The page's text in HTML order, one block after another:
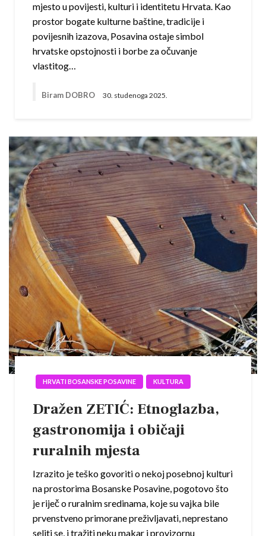
mjesto u povijesti, kulturi i identitetu Hrvata. Kao
prostor bogate kulturne baštine, tradicije i
povijesnih izazova, Posavina ostaje simbol
hrvatske opstojnosti i borbe za očuvanje
vlastitog…
Biram DOBRO 30. studenoga 2025.
HRVATI BOSANSKE POSAVINE KULTURA
Dražen ZETIĆ: Etnoglazba,
gastronomija i običaji
ruralnih mjesta
Izrazito je teško govoriti o nekoj posebnoj kulturi
na prostorima Bosanske Posavine, pogotovo što
je riječ o ruralnim sredinama, koje su vajka bile
prvenstveno primorane preživljavati, neprestano
seliti se, i tražiti neku makar i provizornu